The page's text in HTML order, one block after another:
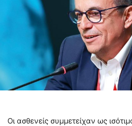
Oι ασθενείς συμμετείχαν ως